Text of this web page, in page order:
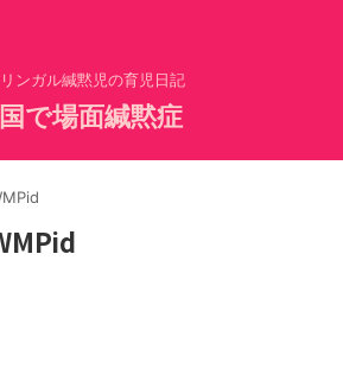
ンガル緘黙児の育児日記
で場面緘黙症